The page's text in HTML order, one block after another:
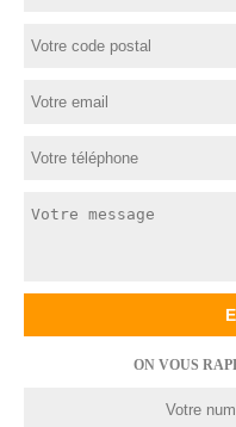
ON VOUS